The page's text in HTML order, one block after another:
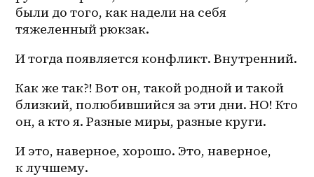
были до того, как надели на себя
тяжеленный рюкзак.
Как же так?! Вот он, такой родной и такой
близкий, полюбившийся за эти дни. НО! Кто
он, а кто я. Разные миры, разные круги.
И это, наверное, хорошо. Это, наверное,
к лучшему.